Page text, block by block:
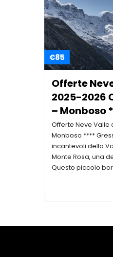
€85
Offerte
2025-2026
– Monboso
Offerte Neve Valle
Monboso ****
incantevoli della
Monte Rosa, una
Questo piccolo